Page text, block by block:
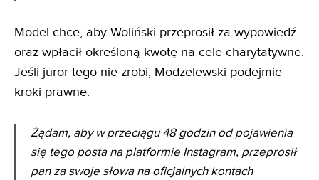
Model chce, aby Woliński przeprosił za wypowiedź
oraz wpłacił określoną kwotę na cele charytatywne.
Jeśli juror tego nie zrobi, Modzelewski podejmie
kroki prawne.
Żądam, aby w przeciągu 48 godzin od pojawienia
się tego posta na platformie Instagram, przeprosił
pan za swoje słowa na oficjalnych kontach